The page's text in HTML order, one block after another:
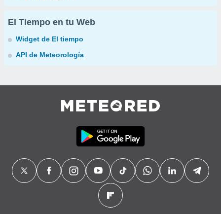
El Tiempo en tu Web
Widget de El tiempo
API de Meteorología